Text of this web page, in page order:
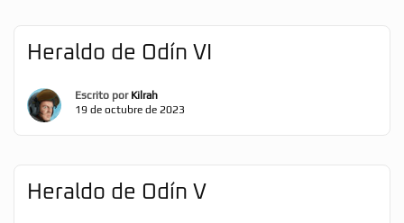
Heraldo de Odín VI
Escrito por Kilrah
19 de octubre de 2023
Heraldo de Odín V